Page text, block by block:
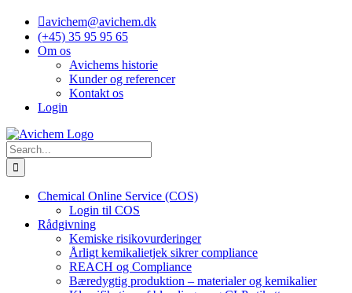
Skip
content
avichem@avichem.dk
(+45) 35 95 95 65
Om os
Avichems historie
Kunder og referencer
Kontakt os
Login
Search
for:
Chemical Online Service (COS)
Login til COS
Rådgivning
Kemiske risikovurderinger
Årligt kemikalietjek sikrer compliance
REACH og Compliance
Bæredygtig produktion – materialer og kemikalier